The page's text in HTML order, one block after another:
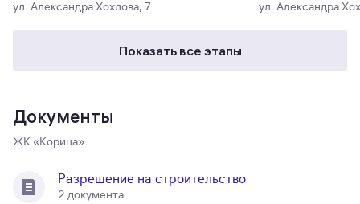
ул. Александра Хохлова, 7 ул. Александра
Показать все этапы
Документы
ЖК «Корица»
Разрешение на строительство
2 документа